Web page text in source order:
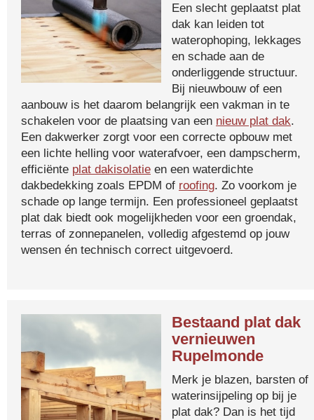
Een slecht geplaatst plat
dak kan leiden tot
waterophoping, lekkages
en schade aan de
onderliggende structuur.
Bij nieuwbouw of een
aanbouw is het daarom belangrijk een vakman in te
schakelen voor de plaatsing van een nieuw plat dak.
Een dakwerker zorgt voor een correcte opbouw met
een lichte helling voor waterafvoer, een dampscherm,
efficiënte plat dakisolatie en een waterdichte
dakbedekking zoals EPDM of roofing. Zo voorkom je
schade op lange termijn. Een professioneel geplaatst
plat dak biedt ook mogelijkheden voor een groendak,
terras of zonnepanelen, volledig afgestemd op jouw
wensen én technisch correct uitgevoerd.
Bestaand plat dak
vernieuwen
Rupelmonde
Merk je blazen, barsten of
waterinsijpeling op bij je
plat dak? Dan is het tijd